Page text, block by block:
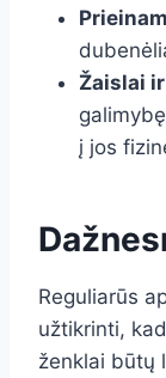
Žaislai
į jos
Reguliarūs
užtikrinti,
ženklai būtų